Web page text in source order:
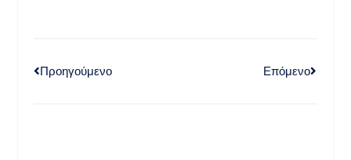
Προηγούμενο Επόμενο